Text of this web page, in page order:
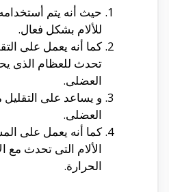
حيث أنه يتم
للألام بشكل فعال.
كما أنه يعمل على
تحدث للعظام الذى
العضلى.
و يساعد على
العضلى.
كما أنه يعمل على
الألام التى تحدث مع
الحرارة.